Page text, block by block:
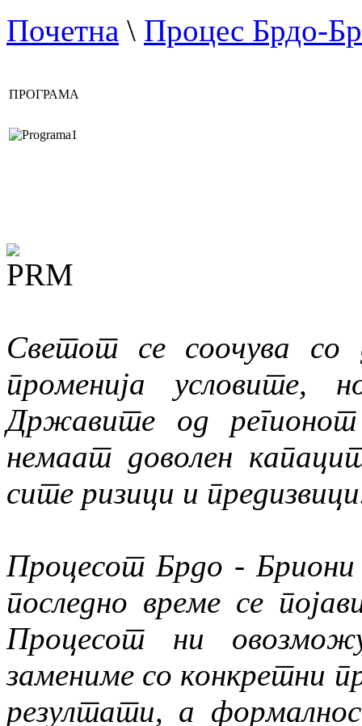
Почетна \ Процес Брдо-
ПРОГРАМА
Светот се соочува со
променија
Државите од
немаат доволен
сите ризици и
ПроцесотБрдо -
последно време се
Процесот ни
замениме со конкретни
резултати, а